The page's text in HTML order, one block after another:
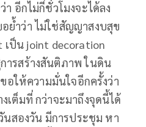
อีกไม่กี่ชั่วโมงจะได้ลง
ย้ำว่า ไม่ใช่สัญญาสงบสุข
เป็น joint decoration
ารสร้างสันติภาพ ในดิน
อให้ความมั่นใจอีกครั้งว่า
เต็มที่ กว่าจะมาถึงจุดนี้ได้
นสองวัน มีการประชุม หา